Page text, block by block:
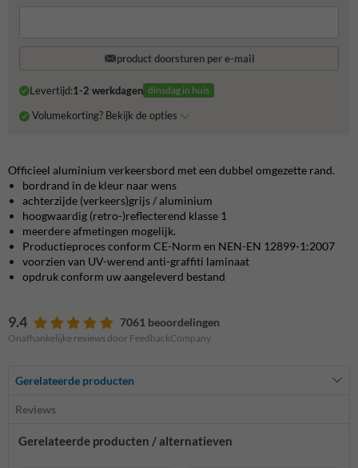
product doorsturen per e-mail
Levertijd:1-2 werkdagen dinsdag in huis
Volumekorting? Bekijk de opties
Officieel aluminium verkeersbord met een dubbel omgezette rand.
bordrand in de kleur naar wens
achterzijde (verkeers)grijs / aluminium
hoogwaardig (retro-)reflecterend klasse 1
meerdere afmetingen mogelijk.
Productieproces conform CE-Norm en NEN-EN 12899-1:2007
voorzien van UV-werend anti-graffiti laminaat
opdruk conform uw aangeleverd bestand
9.4 7061 beoordelingen
Onafhankelijke reviews door FeedbackCompany
Gerelateerde producten
Reviews
Gerelateerde producten / alternatieven